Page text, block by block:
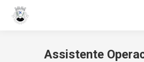
Assistente